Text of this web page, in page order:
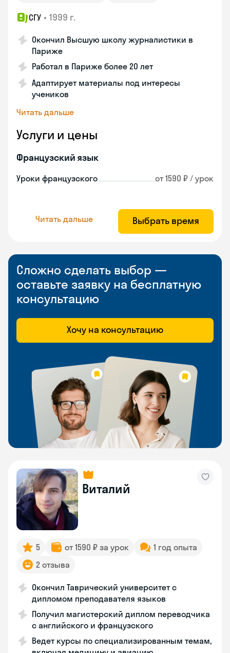
СГУ • 1999 г.
Окончил Высшую школу журналистики в
Париже
Работал в Париже более 20 лет
Адаптирует материалы под интересы
учеников
Читать дальше
Услуги и цены
Французский язык
Уроки французского от 1590 ₽ / урок
Читать дальше Выбрать время
Сложно сделать выбор —
оставьте заявку на бесплатную
консультацию
Хочу на консультацию
Виталий
5 от 1590 ₽ за урок
1 год опыта
2 отзыва
Окончил Таврический университет с
дипломом преподавателя языков
Получил магистерский диплом переводчика
с английского и французского
Ведет курсы по специализированным темам,